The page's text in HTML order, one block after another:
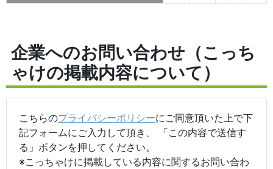
企業へのお問い合わせ（こっち
ゃけの掲載内容について）
こちらのプライバシーポリシーにご同意頂いた上で下
記フォームにご入力して頂き、 「この内容で送信す
る」ボタンを押してください。
※こっちゃけに掲載している内容に関するお問い合わ